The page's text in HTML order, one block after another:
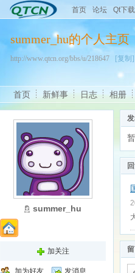
首页 论坛 Qt下载
summer_hu的个人主页
http://www.qtcn.org/bbs/u/218647 [复制]
首页 新鲜事 日志 相册
summer_hu
加关注
加为好友
发消息